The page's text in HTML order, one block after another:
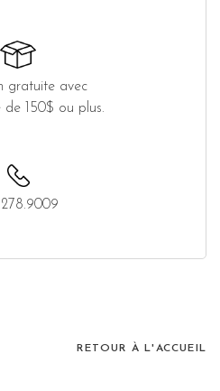
gratuite avec
de 150$ ou plus.
RETOUR À L'ACCUEIL